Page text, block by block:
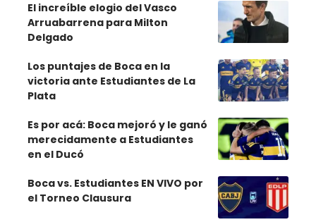
El increíble elogio del Vasco
Arruabarrena para Milton
Delgado
Los puntajes de Boca en la
victoria ante Estudiantes de La
Plata
Es por acá: Boca mejoró y le ganó
merecidamente a Estudiantes
en el Ducó
Boca vs. Estudiantes EN VIVO por
el Torneo Clausura